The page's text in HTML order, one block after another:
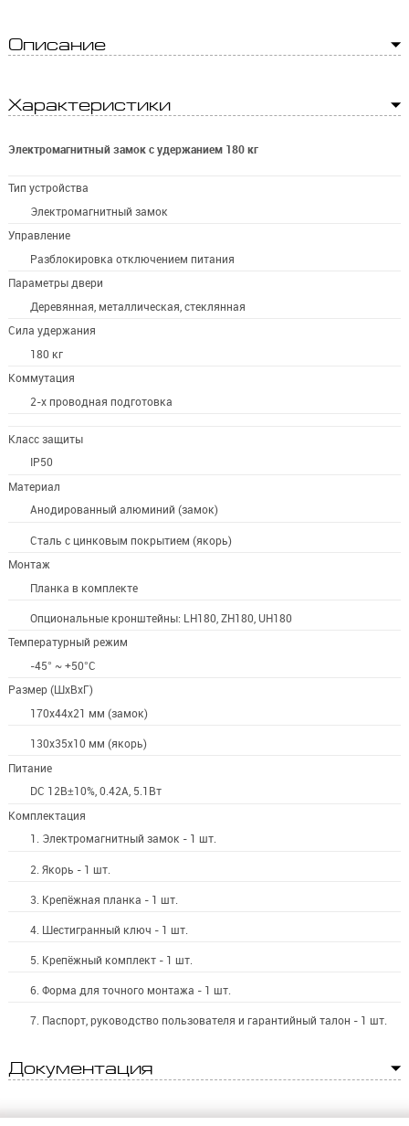
Описание
Характеристики
Электромагнитный замок с удержанием 180 кг
Тип устройства
Электромагнитный замок
Управление
Разблокировка отключением питания
Параметры двери
Деревянная, металлическая, стеклянная
Сила удержания
180 кг
Коммутация
2-х проводная подготовка
Класс защиты
IP50
Материал
Анодированный алюминий (замок)
Сталь с цинковым покрытием (якорь)
Монтаж
Планка в комплекте
Опциональные кронштейны: LH180, ZH180, UH180
Температурный режим
-45° ~ +50°С
Размер (ШxВxГ)
170x44x21 мм (замок)
130x35x10 мм (якорь)
Питание
DC 12В±10%, 0.42А, 5.1Вт
Комплектация
1. Электромагнитный замок - 1 шт.
2. Якорь - 1 шт.
3. Крепёжная планка - 1 шт.
4. Шестигранный ключ - 1 шт.
5. Крепёжный комплект - 1 шт.
6. Форма для точного монтажа - 1 шт.
7. Паспорт, руководство пользователя и гарантийный талон - 1 шт.
Документация